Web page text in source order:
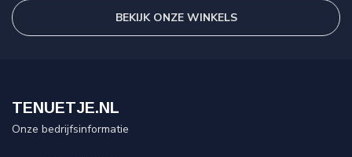
BEKIJK ONZE WINKELS
TENUETJE.NL
Onze bedrijfsinformatie